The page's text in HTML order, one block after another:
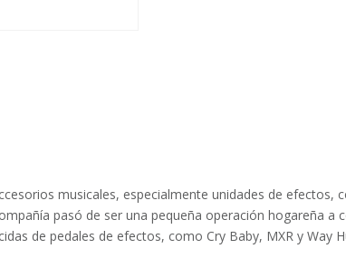
musicales, especialmente unidades de efectos,
pasó de ser una pequeña operación hogareña
de pedales de efectos, como Cry Baby, MXR y Way